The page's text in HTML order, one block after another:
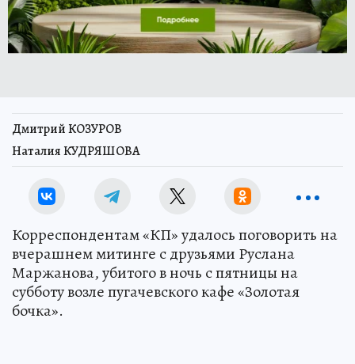
Дмитрий КОЗУРОВ
Наталия КУДРЯШОВА
Корреспондентам «КП» удалось поговорить на
вчерашнем митинге с друзьями Руслана
Маржанова, убитого в ночь с пятницы на
субботу возле пугачевского кафе «Золотая
бочка».